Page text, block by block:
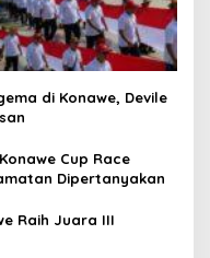
di Konawe, Devile
Cup Race
Dipertanyakan
Raih Juara III